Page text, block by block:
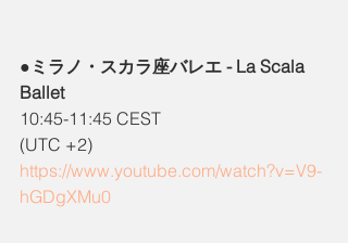
●ミラノ・スカラ座バレエ - La Scala
Ballet
10:45-11:45 CEST
(UTC +2)
https://www.youtube.com/watch?v=V9-
hGDgXMu0